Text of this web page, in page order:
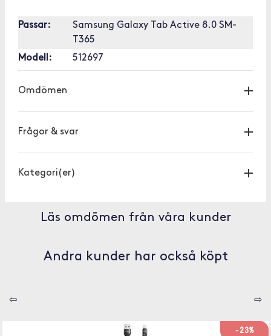
Passar:
Samsung Galaxy Tab Active 8.0 SM-
T365
Modell:
512697
Omdömen
Frågor & svar
Kategori(er)
Läs omdömen från våra kunder
Andra kunder har också köpt
⇦ ⇨
-23%